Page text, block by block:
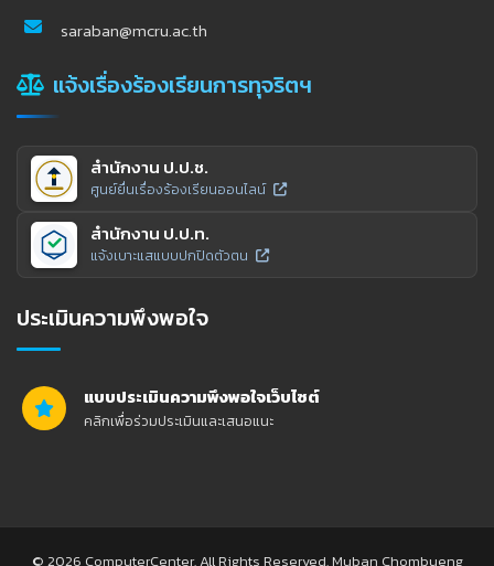
saraban@mcru.ac.th
แจ้งเรื่องร้องเรียนการทุจริตฯ
สำนักงาน ป.ป.ช.
ศูนย์ยื่นเรื่องร้องเรียนออนไลน์
สำนักงาน ป.ป.ท.
แจ้งเบาะแสแบบปกปิดตัวตน
ประเมินความพึงพอใจ
แบบประเมินความพึงพอใจเว็บไซต์
คลิกเพื่อร่วมประเมินและเสนอแนะ
© 2026 ComputerCenter. All Rights Reserved. Muban Chombueng